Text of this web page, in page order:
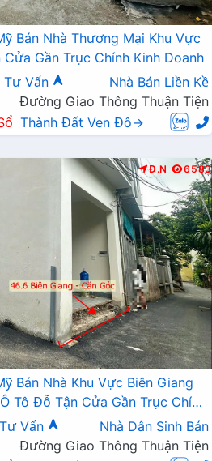
Bán Nhà Thương Mại Khu Vực
Gần Trục Chính Kinh Doanh
Tư Vấn
Nhà Bán Liền Kề
Đường Giao Thông Thuận Tiện
Thành Đất Ven Đô→
Đ.N 6583
Bán Nhà Khu Vực Biên Giang
Tô Đỗ Tận Cửa Gần Trục Chính
Tư Vấn
Nhà Dân Sinh Bán
Đường Giao Thông Thuận Tiện